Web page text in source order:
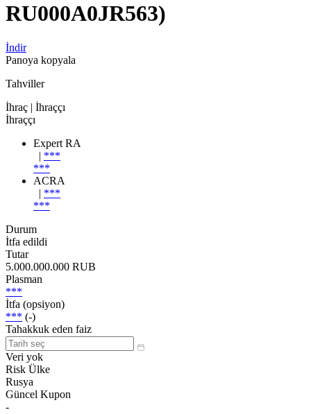
RU000A0JR563)
İndir
Panoya kopyala
Tahviller
İhraç | İhraççı
İhraççı
Expert RA
| ***
***
ACRA
| ***
***
Durum
İtfa edildi
Tutar
5.000.000.000 RUB
Plasman
***
İtfa (opsiyon)
*** (-)
Tahakkuk eden faiz
Veri yok
Risk Ülke
Rusya
Güncel Kupon
-